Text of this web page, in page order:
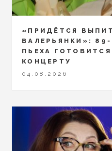
«ПРИДЁТСЯ
ВАЛЕРЬЯНКИ»:
ПЬЕХА
КОНЦЕРТУ
04.08.2026